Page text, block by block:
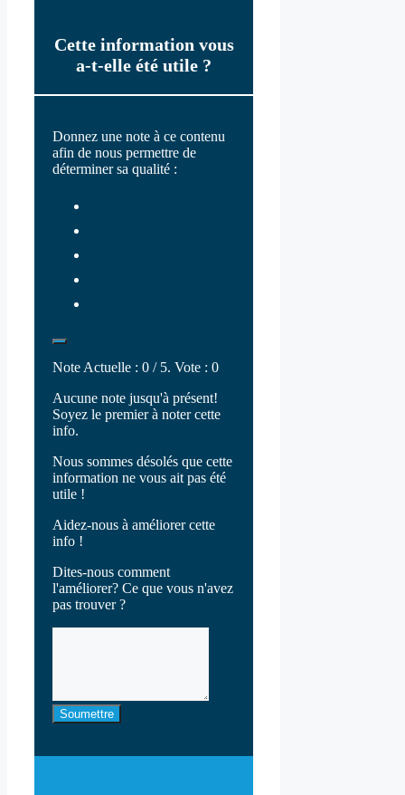
Cette information vous
a-t-elle été utile ?
Donnez une note à ce contenu
afin de nous permettre de
déterminer sa qualité :
Note Actuelle : 0 / 5. Vote : 0
Aucune note jusqu'à présent!
Soyez le premier à noter cette
info.
Nous sommes désolés que cette
information ne vous ait pas été
utile !
Aidez-nous à améliorer cette
info !
Dites-nous comment
l'améliorer? Ce que vous n'avez
pas trouver ?
Soumettre